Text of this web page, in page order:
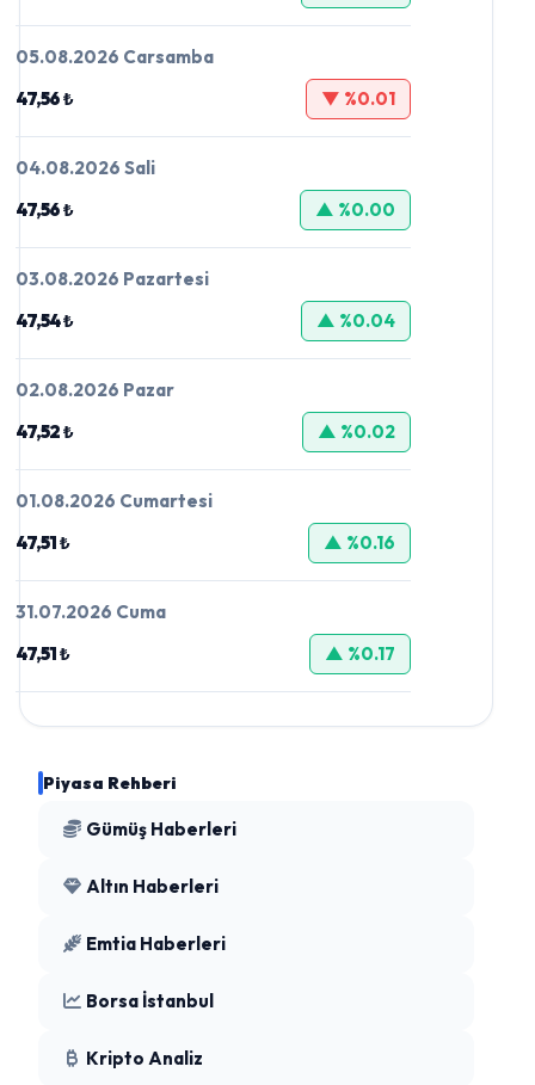
05.08.2026 Carsamba
47,56 ₺
▼ %0.01
04.08.2026 Sali
47,56 ₺
▲ %0.00
03.08.2026 Pazartesi
47,54 ₺
▲ %0.04
02.08.2026 Pazar
47,52 ₺
▲ %0.02
01.08.2026 Cumartesi
47,51 ₺
▲ %0.16
31.07.2026 Cuma
47,51 ₺
▲ %0.17
Piyasa Rehberi
Gümüş Haberleri
Altın Haberleri
Emtia Haberleri
Borsa İstanbul
Kripto Analiz